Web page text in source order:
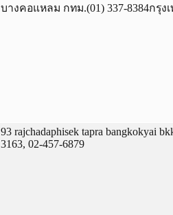
บางคอแหลม กทม.(01) 337-8384กรุงเ
93 rajchadaphisek tapra bangkokyai
3163, 02-457-6879